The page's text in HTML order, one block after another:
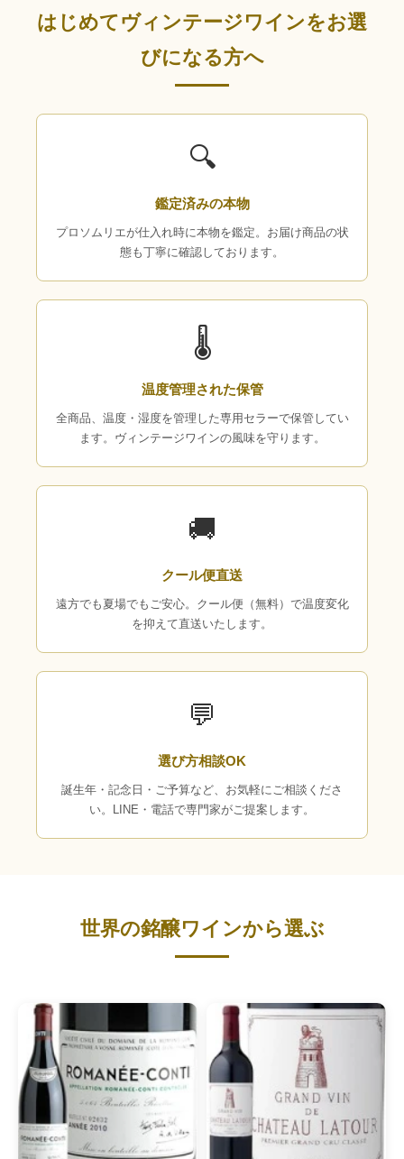
はじめてヴィンテージワインをお選
びになる方へ
🔍
鑑定済みの本物
プロソムリエが仕入れ時に本物を鑑定。お届け商品の状
態も丁寧に確認しております。
🌡
温度管理された保管
全商品、温度・湿度を管理した専用セラーで保管してい
ます。ヴィンテージワインの風味を守ります。
🚚
クール便直送
遠方でも夏場でもご安心。クール便（無料）で温度変化
を抑えて直送いたします。
💬
選び方相談OK
誕生年・記念日・ご予算など、お気軽にご相談くださ
い。LINE・電話で専門家がご提案します。
世界の銘醸ワインから選ぶ